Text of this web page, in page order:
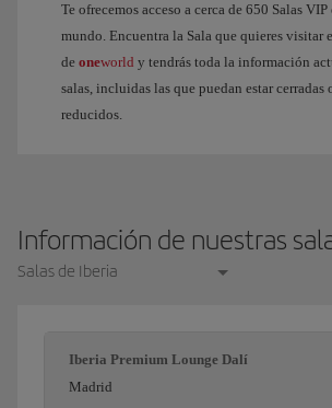
Te ofrecemos acceso a cerca de 650 Salas
mundo. Encuentra la Sala que quieres visitar
de oneworld y tendrás toda la información
salas, incluidas las que puedan estar cerradas
reducidos.
Información de nuestras
Salas de Iberia
Iberia Premium Lounge Dalí
Madrid